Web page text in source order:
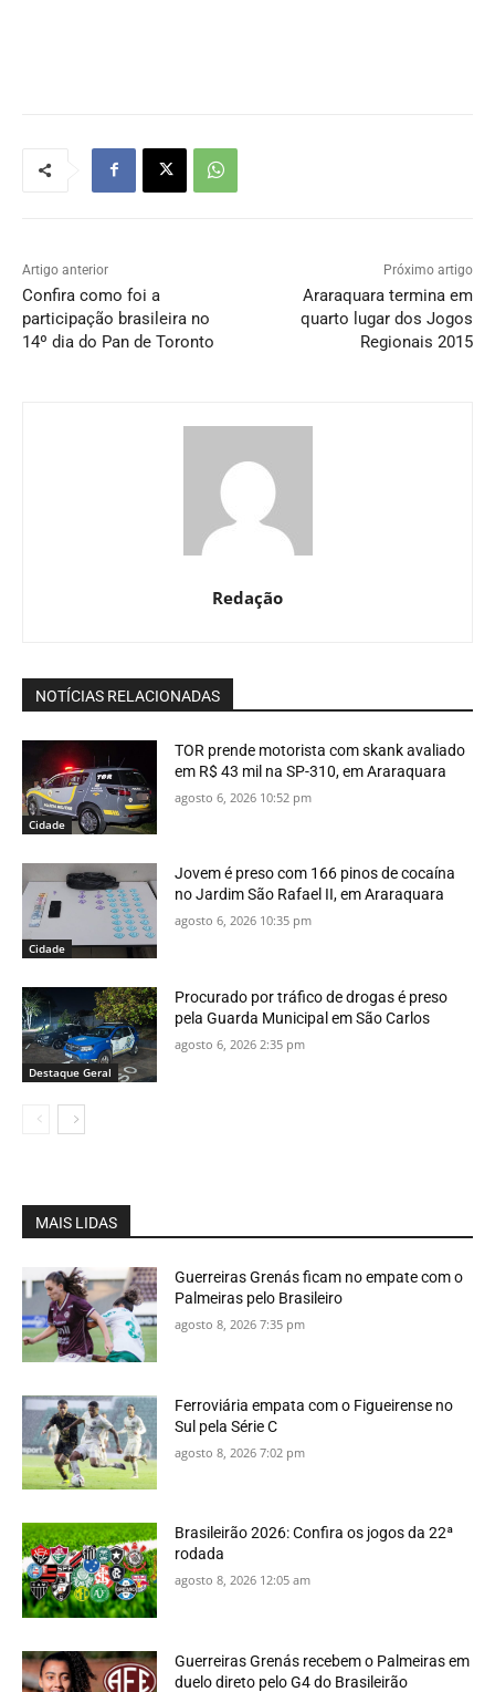
Artigo anterior
Confira como foi a
participação brasileira no
14º dia do Pan de Toronto
Próximo artigo
Araraquara termina em
quarto lugar dos Jogos
Regionais 2015
Redação
NOTÍCIAS RELACIONADAS
Cidade
TOR prende motorista com skank avaliado
em R$ 43 mil na SP-310, em Araraquara
agosto 6, 2026 10:52 pm
Cidade
Jovem é preso com 166 pinos de cocaína
no Jardim São Rafael II, em Araraquara
agosto 6, 2026 10:35 pm
Destaque Geral
Procurado por tráfico de drogas é preso
pela Guarda Municipal em São Carlos
agosto 6, 2026 2:35 pm
MAIS LIDAS
Guerreiras Grenás ficam no empate com o
Palmeiras pelo Brasileiro
agosto 8, 2026 7:35 pm
Ferroviária empata com o Figueirense no
Sul pela Série C
agosto 8, 2026 7:02 pm
Brasileirão 2026: Confira os jogos da 22ª
rodada
agosto 8, 2026 12:05 am
Guerreiras Grenás recebem o Palmeiras em
duelo direto pelo G4 do Brasileirão